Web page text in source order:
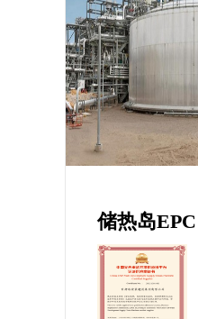
储热岛EPC